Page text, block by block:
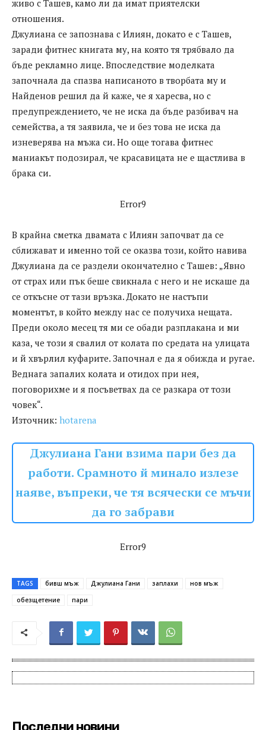
живо с Ташев, камо ли да имат приятелски
отношения.
Джулиана се запознава с Илиян, докато е с Ташев,
заради фитнес книгата му, на която тя трябвало да
бъде рекламно лице. Впоследствие моделката
започнала да спазва написаното в творбата му и
Найденов решил да й каже, че я харесва, но с
предупреждението, че не иска да бъде разбивач на
семейства, а тя заявила, че и без това не иска да
изневерява на мъжа си. Но още тогава фитнес
маниакът подозирал, че красавицата не е щастлива в
брака си.
Error9
В крайна сметка двамата с Илиян започват да се
сближават и именно той се оказва този, който навива
Джулиана да се раздели окончателно с Ташев: „Явно
от страх или пък беше свикнала с него и не искаше да
се откъсне от тази връзка. Докато не настъпи
моментът, в който между нас се получиха нещата.
Преди около месец тя ми се обади разплакана и ми
каза, че този я свалил от колата по средата на улицата
и й хвърлил куфарите. Започнал е да я обижда и ругае.
Веднага запалих колата и отидох при нея,
поговорихме и я посъветвах да се разкара от този
човек“.
Източник: hotarena
Джулиана Гани взима пари без да
работи. Срамното й минало излезе
наяве, въпреки, че тя всячески се мъчи
да го забрави
Error9
TAGS бивш мъж Джулиана Гани заплахи
нов мъж
обезщетение
пари
Последни новини